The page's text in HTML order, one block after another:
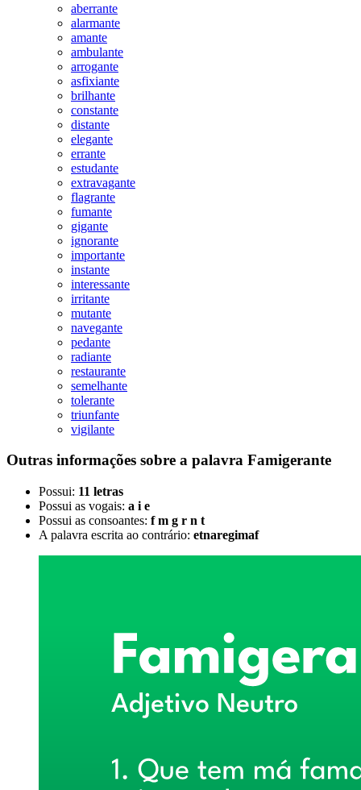
aberrante
alarmante
amante
ambulante
arrogante
asfixiante
brilhante
constante
distante
elegante
errante
estudante
extravagante
flagrante
fumante
gigante
ignorante
importante
instante
interessante
irritante
mutante
navegante
pedante
radiante
restaurante
semelhante
tolerante
triunfante
vigilante
Outras informações sobre a palavra Famigerante
Possui: 11 letras
Possui as vogais: a i e
Possui as consoantes: f m g r n t
A palavra escrita ao contrário: etnaregimaf